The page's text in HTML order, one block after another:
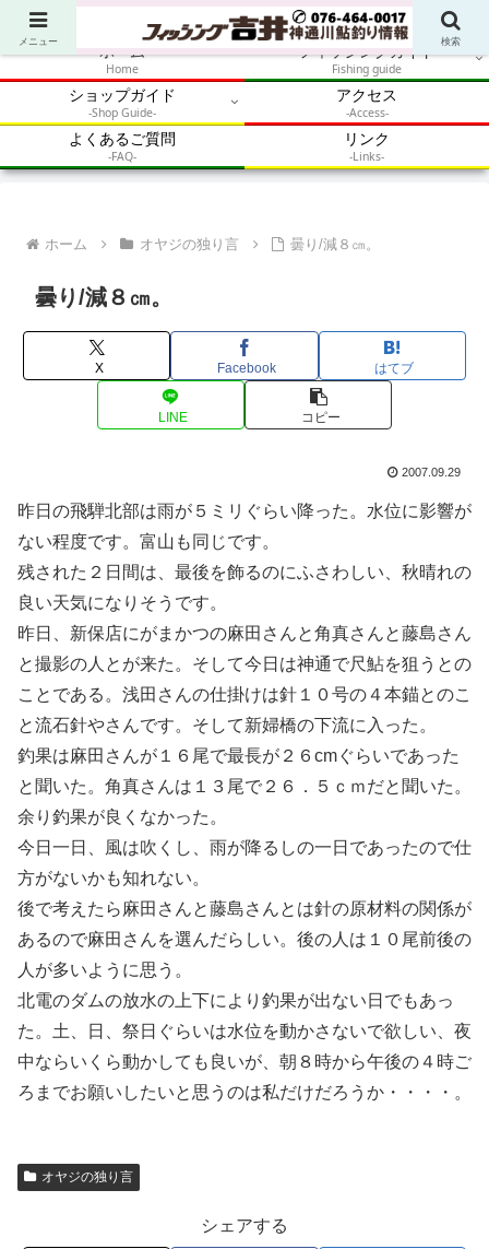
アウトドア・釣り・鮎・自然体験を加速させるメディア
ホーム
Home
フィッシングガイド
Fishing guide
ショップガイド
-Shop Guide-
アクセス
-Access-
よくあるご質問
-FAQ-
リンク
-Links-
ホーム オヤジの独り言 曇り/減８㎝。
曇り/減８㎝。
X Facebook はてブ
LINE コピー
2007.09.29
昨日の飛騨北部は雨が５ミリぐらい降った。水位に影響が
ない程度です。富山も同じです。
残された２日間は、最後を飾るのにふさわしい、秋晴れの
良い天気になりそうです。
昨日、新保店にがまかつの麻田さんと角真さんと藤島さん
と撮影の人とが来た。そして今日は神通で尺鮎を狙うとの
ことである。浅田さんの仕掛けは針１０号の４本錨とのこ
と流石針やさんです。そして新婦橋の下流に入った。
釣果は麻田さんが１６尾で最長が２６cmぐらいであった
と聞いた。角真さんは１３尾で２６．５ｃｍだと聞いた。
余り釣果が良くなかった。
今日一日、風は吹くし、雨が降るしの一日であったので仕
方がないかも知れない。
後で考えたら麻田さんと藤島さんとは針の原材料の関係が
あるので麻田さんを選んだらしい。後の人は１０尾前後の
人が多いように思う。
北電のダムの放水の上下により釣果が出ない日でもあっ
た。土、日、祭日ぐらいは水位を動かさないで欲しい、夜
中ならいくら動かしても良いが、朝８時から午後の４時ご
ろまでお願いしたいと思うのは私だけだろうか・・・・。
オヤジの独り言
シェアする
メニュー 検索